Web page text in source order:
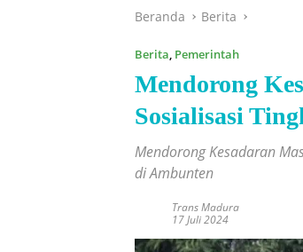
Beranda Berita
Berita Pemerintah
Mendorong
Sosialisasi
Mendorong Kesadaran
di Ambunten
Trans Madura
17 Juli 2024